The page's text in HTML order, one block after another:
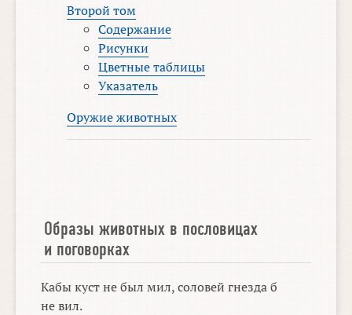
Второй том
Содержание
Рисунки
Цветные таблицы
Указатель
Оружие животных
Образы животных в пословицах
и поговорках
Кабы куст не был мил, соловей гнезда б
не вил.